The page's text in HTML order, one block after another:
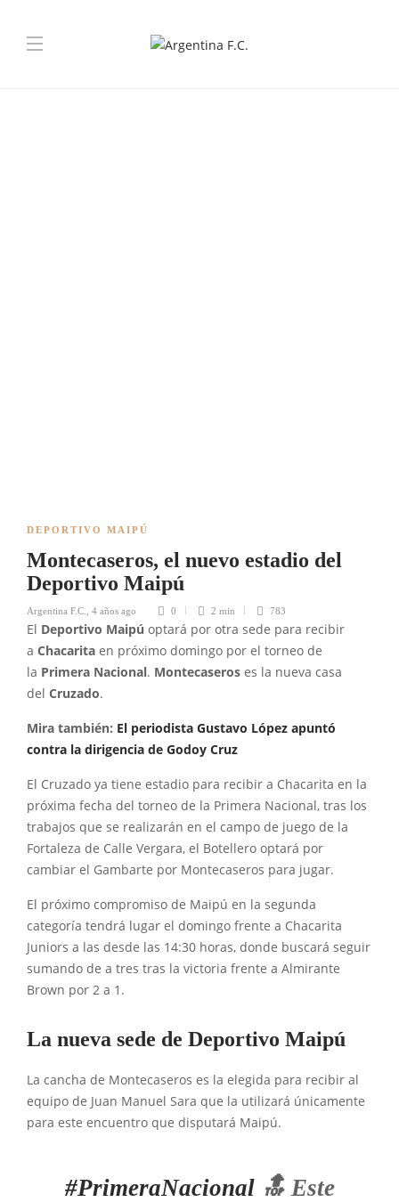
DEPORTIVO MAIPÚ
Montecaseros, el nuevo estadio del
Deportivo Maipú
Argentina F.C. 4 años ago 0 2 min 783
El Deportivo Maipú optará por otra sede para recibir
a Chacarita en próximo domingo por el torneo de
la Primera Nacional. Montecaseros es la nueva casa
del Cruzado.
Mira también: El periodista Gustavo López apuntó
contra la dirigencia de Godoy Cruz
El Cruzado ya tiene estadio para recibir a Chacarita en la
próxima fecha del torneo de la Primera Nacional, tras los
trabajos que se realizarán en el campo de juego de la
Fortaleza de Calle Vergara, el Botellero optará por
cambiar el Gambarte por Montecaseros para jugar.
El próximo compromiso de Maipú en la segunda
categoría tendrá lugar el domingo frente a Chacarita
Juniors a las desde las 14:30 horas, donde buscará seguir
sumando de a tres tras la victoria frente a Almirante
Brown por 2 a 1.
La nueva sede de Deportivo Maipú
La cancha de Montecaseros es la elegida para recibir al
equipo de Juan Manuel Sara que la utilizará únicamente
para este encuentro que disputará Maipú.
#PrimeraNacional🔝 Este